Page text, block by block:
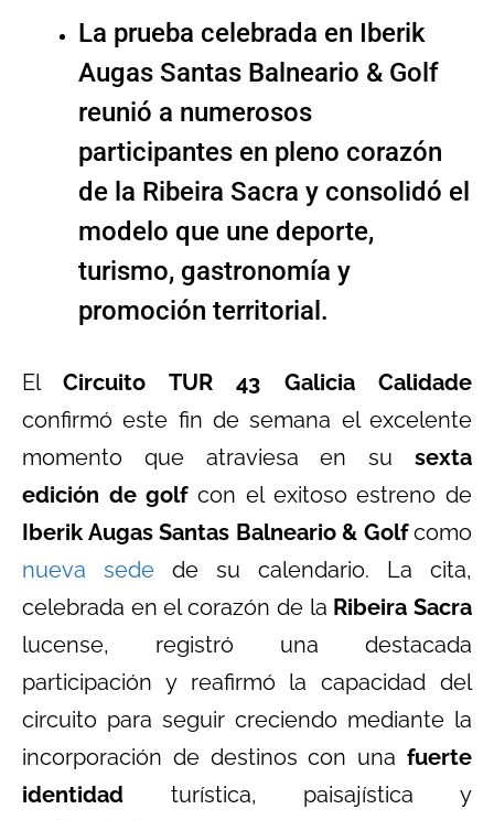
La prueba celebrada en Iberik
Augas Santas Balneario & Golf
reunió a numerosos
participantes en pleno corazón
de la Ribeira Sacra y consolidó el
modelo que une deporte,
turismo, gastronomía y
promoción territorial.
ElCircuito TUR 43 Galicia Calidade
confirmó este fin de semana el excelente
momento que atraviesa en su sexta
edición de golfcon el exitoso estreno de
Iberik Augas Santas Balneario & Golfcomo
nueva sede de su calendario. La cita,
celebrada en el corazón de la Ribeira Sacra
lucense, registró una destacada
participación y reafirmó la capacidad del
circuito para seguir creciendo mediante la
incorporación de destinos con una fuerte
identidad turística, paisajística y